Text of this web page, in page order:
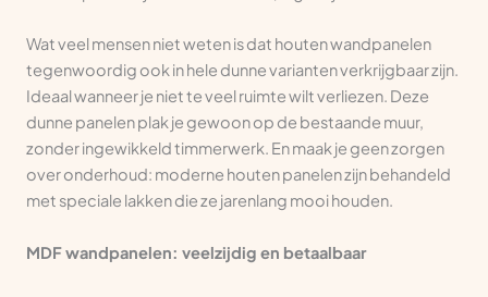
Wat veel mensen niet weten is dat houten wandpanelen
tegenwoordig ook in hele dunne varianten verkrijgbaar zijn.
Ideaal wanneer je niet te veel ruimte wilt verliezen. Deze
dunne panelen plak je gewoon op de bestaande muur,
zonder ingewikkeld timmerwerk. En maak je geen zorgen
over onderhoud: moderne houten panelen zijn behandeld
met speciale lakken die ze jarenlang mooi houden.
MDF wandpanelen: veelzijdig en betaalbaar